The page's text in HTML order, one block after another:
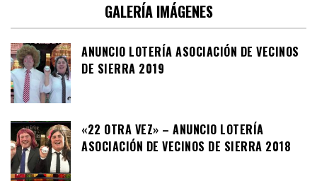
GALERÍA IMÁGENES
ANUNCIO LOTERÍA ASOCIACIÓN DE VECINOS
DE SIERRA 2019
«22 OTRA VEZ» – ANUNCIO LOTERÍA
ASOCIACIÓN DE VECINOS DE SIERRA 2018